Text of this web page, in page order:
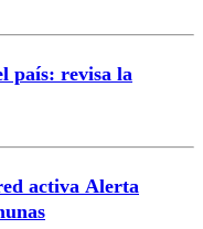
país: revisa la
activa Alerta